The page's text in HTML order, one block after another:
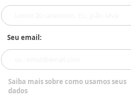
Seu email:
Saiba mais sobre como usamos seus
dados